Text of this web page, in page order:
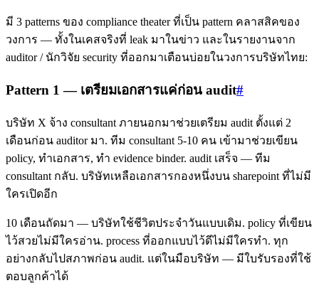
มี 3 patterns ของ compliance theater ที่เป็น pattern คลาสสิคของ
วงการ — ทั้งในเคสจริงที่ leak มาในข่าว และในรายงานจาก
auditor / นักวิจัย security ที่ออกมาเตือนบ่อยในวงการบริษัทไทย:
Pattern 1 — เตรียมเอกสารแค่ก่อน audit#
บริษัท X จ้าง consultant ภายนอกมาช่วยเตรียม audit ตั้งแต่ 2
เดือนก่อน auditor มา. ทีม consultant 5-10 คน เข้ามาช่วยเขียน
policy, ทำเอกสาร, ทำ evidence binder. audit เสร็จ — ทีม
consultant กลับ. บริษัทเหลือเอกสารกองหนึ่งบน sharepoint ที่ไม่มี
ใครเปิดอีก
10 เดือนถัดมา — บริษัทใช้ชีวิตประจำวันแบบเดิม. policy ที่เขียน
ไว้สวยไม่มีใครอ่าน. process ที่ออกแบบไว้ดีไม่มีใครทำ. ทุก
อย่างกลับไปสภาพก่อน audit. แต่ในมือบริษัท — มีใบรับรองที่ใช้
ตอบลูกค้าได้